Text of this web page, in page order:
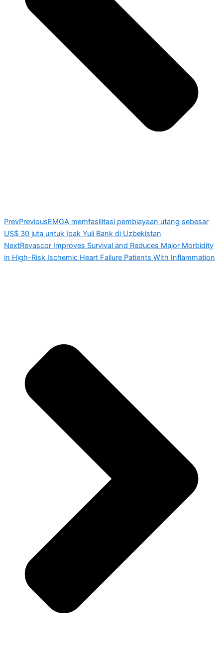
PrevPreviousEMGA memfasilitasi pembiayaan utang sebesar
US$ 30 juta untuk Ipak Yuli Bank di Uzbekistan
NextRevascor Improves Survival and Reduces Major Morbidity
in High-Risk Ischemic Heart Failure Patients With Inflammation